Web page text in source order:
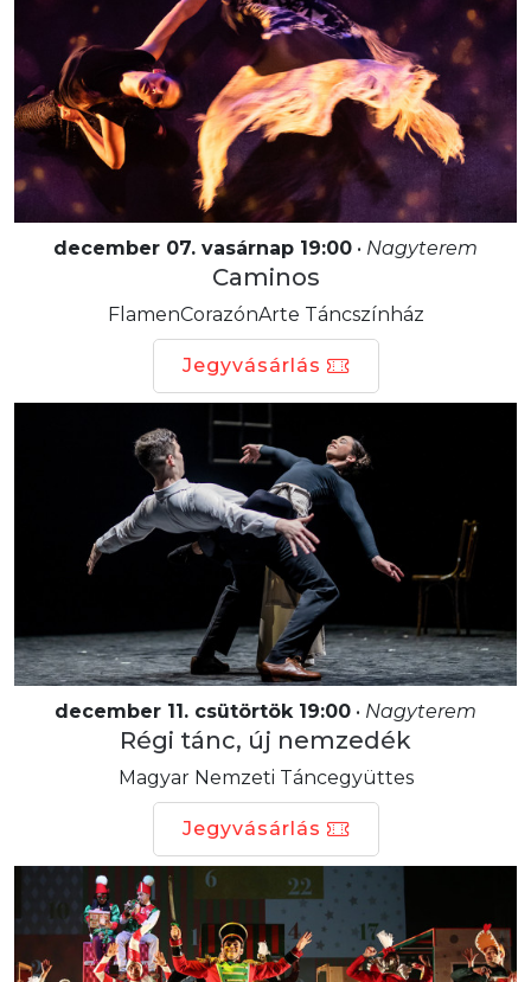
december 07. vasárnap 19:00 • Nagyterem
Caminos
FlamenCorazónArte Táncszínház
Jegyvásárlás
december 11. csütörtök 19:00 • Nagyterem
Régi tánc, új nemzedék
Magyar Nemzeti Táncegyüttes
Jegyvásárlás